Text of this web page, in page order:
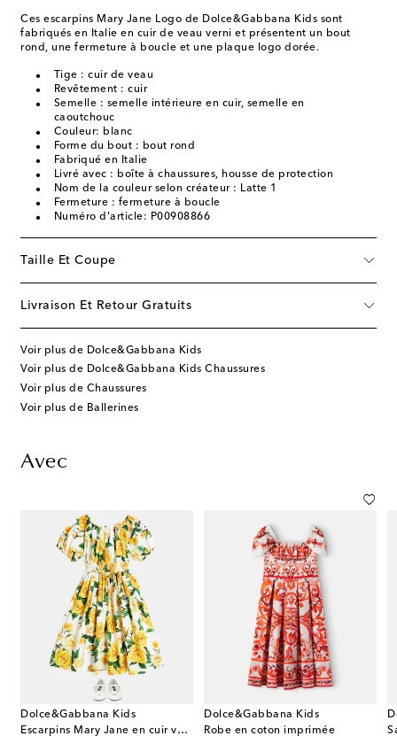
Ces escarpins Mary Jane Logo de Dolce&Gabbana Kids sont
fabriqués en Italie en cuir de veau verni et présentent un bout
rond, une fermeture à boucle et une plaque logo dorée.
Tige : cuir de veau
Revêtement : cuir
Semelle : semelle intérieure en cuir, semelle en
caoutchouc
Couleur: blanc
Forme du bout : bout rond
Fabriqué en Italie
Livré avec : boîte à chaussures, housse de protection
Nom de la couleur selon créateur : Latte 1
Fermeture : fermeture à boucle
Numéro d'article: P00908866
Taille Et Coupe
Livraison Et Retour Gratuits
Voir plus de Dolce&Gabbana Kids
Voir plus de Dolce&Gabbana Kids Chaussures
Voir plus de Chaussures
Voir plus de Ballerines
Avec
Dolce&Gabbana Kids
Escarpins Mary Jane en cuir verni à logo
Dolce&Gabbana Kids
Robe en coton imprimée